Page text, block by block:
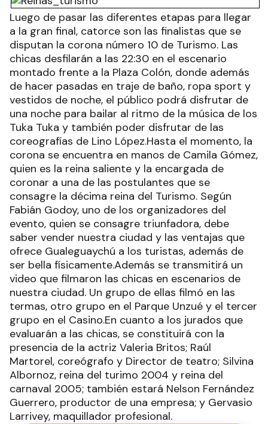
Luego de pasar las diferentes etapas para llegar
a la gran final, catorce son las finalistas que se
disputan la corona número 10 de Turismo. Las
chicas desfilarán a las 22:30 en el escenario
montado frente a la Plaza Colón, donde además
de hacer pasadas en traje de baño, ropa sport y
vestidos de noche, el público podrá disfrutar de
una noche para bailar al ritmo de la música de los
Tuka Tuka y también poder disfrutar de las
coreografías de Lino López.Hasta el momento, la
corona se encuentra en manos de Camila Gómez,
quien es la reina saliente y la encargada de
coronar a una de las postulantes que se
consagre la décima reina del Turismo. Según
Fabián Godoy, uno de los organizadores del
evento, quien se consagre triunfadora, debe
saber vender nuestra ciudad y las ventajas que
ofrece Gualeguaychú a los turistas, además de
ser bella físicamente.Además se transmitirá un
video que filmaron las chicas en escenarios de
nuestra ciudad. Un grupo de ellas filmó en las
termas, otro grupo en el Parque Unzué y el tercer
grupo en el Casino.En cuanto a los jurados que
evaluarán a las chicas, se constituirá con la
presencia de la actriz Valeria Britos; Raúl
Martorel, coreógrafo y Director de teatro; Silvina
Albornoz, reina del turimo 2004 y reina del
carnaval 2005; también estará Nelson Fernández
Guerrero, productor de una empresa; y Gervasio
Larrivey, maquillador profesional.